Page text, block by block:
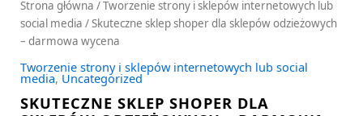
Strona główna /Tworzenie strony i sklepów internetowych lub
social media / Skuteczne sklep shoper dla sklepów odzieżowych
– darmowa wycena
Tworzenie strony i sklepów internetowych lub social
media, Uncategorized
SKUTECZNE SKLEP SHOPER DLA